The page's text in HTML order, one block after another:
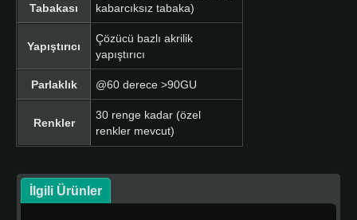
Tabakası
kabarcıksız tabaka)
Yapıştırıcı
Çözücü bazlı akrilik
yapıştırıcı
Parlaklık @60 derece >90GU
Renkler
30 renge kadar (özel
renkler mevcut)
İlgili Ürünler